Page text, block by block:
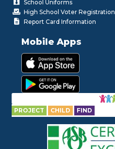
School Uniforms
High School Voter Registration
Report Card Information
Mobile Apps
PROJECT CHILD FIND